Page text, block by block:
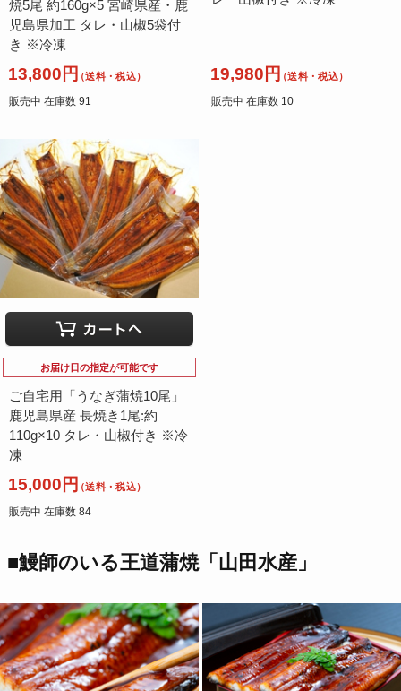
焼5尾 約160g×5 宮崎県産・鹿
児島県加工 タレ・山椒5袋付
き ※冷凍
13,800円（送料・税込）
販売中 在庫数 91
19,980円（送料・税込）
販売中 在庫数 10
お届け日の指定が可能です
ご自宅用「うなぎ蒲焼10尾」
鹿児島県産 長焼き1尾:約
110g×10 タレ・山椒付き ※冷
凍
15,000円（送料・税込）
販売中 在庫数 84
■鰻師のいる王道蒲焼「山田水産」